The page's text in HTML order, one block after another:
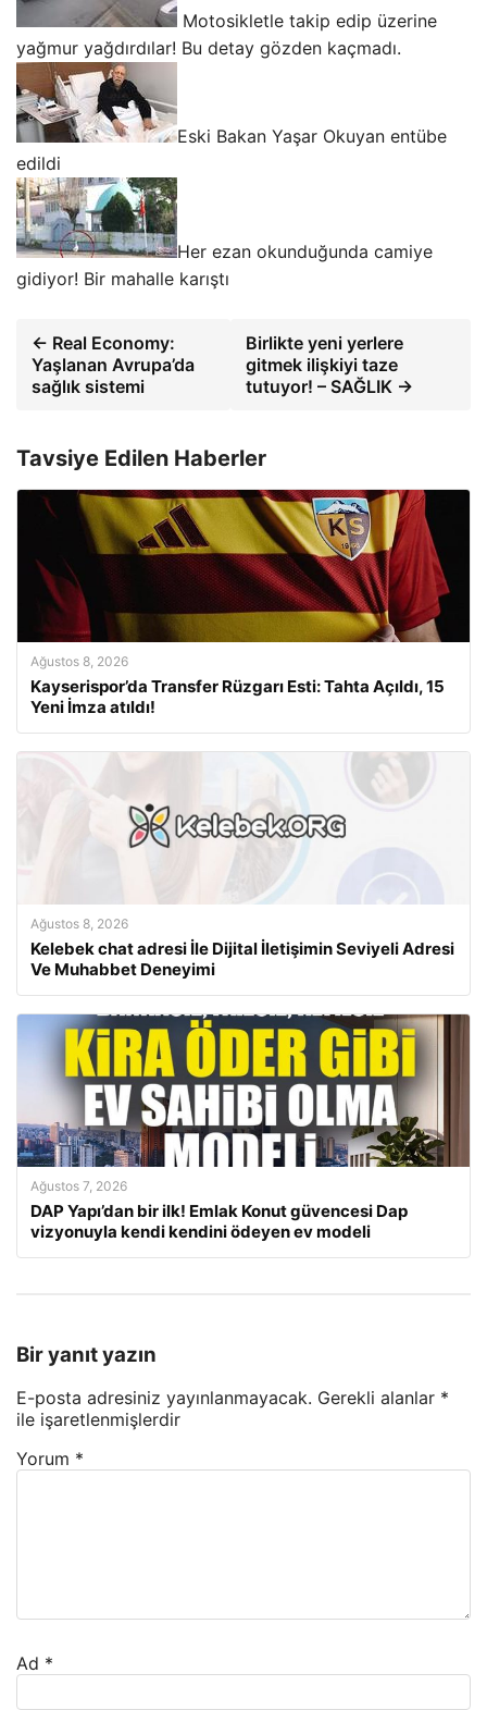
Motosikletle takip edip üzerine
yağmur yağdırdılar! Bu detay gözden kaçmadı.
Eski Bakan Yaşar Okuyan entübe
edildi
Her ezan okunduğunda camiye
gidiyor! Bir mahalle karıştı
← Real Economy:
Yaşlanan Avrupa’da
sağlık sistemi
Birlikte yeni yerlere
gitmek ilişkiyi taze
tutuyor! – SAĞLIK →
Tavsiye Edilen Haberler
Ağustos 8, 2026
Kayserispor’da Transfer Rüzgarı Esti: Tahta Açıldı, 15
Yeni İmza atıldı!
Ağustos 8, 2026
Kelebek chat adresi İle Dijital İletişimin Seviyeli Adresi
Ve Muhabbet Deneyimi
Ağustos 7, 2026
DAP Yapı’dan bir ilk! Emlak Konut güvencesi Dap
vizyonuyla kendi kendini ödeyen ev modeli
Bir yanıt yazın
E-posta adresiniz yayınlanmayacak. Gerekli alanlar *
ile işaretlenmişlerdir
Yorum *
Ad *